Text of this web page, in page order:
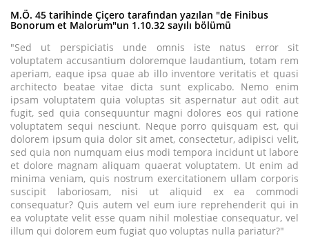
M.Ö. 45 tarihinde Çiçero tarafından yazılan "de Finibus
Bonorum et Malorum"un 1.10.32 sayılı bölümü
"Sed ut perspiciatis unde omnis iste natus error sit
voluptatem accusantium doloremque laudantium, totam rem
aperiam, eaque ipsa quae ab illo inventore veritatis et quasi
architecto beatae vitae dicta sunt explicabo. Nemo enim
ipsam voluptatem quia voluptas sit aspernatur aut odit aut
fugit, sed quia consequuntur magni dolores eos qui ratione
voluptatem sequi nesciunt. Neque porro quisquam est, qui
dolorem ipsum quia dolor sit amet, consectetur, adipisci velit,
sed quia non numquam eius modi tempora incidunt ut labore
et dolore magnam aliquam quaerat voluptatem. Ut enim ad
minima veniam, quis nostrum exercitationem ullam corporis
suscipit laboriosam, nisi ut aliquid ex ea commodi
consequatur? Quis autem vel eum iure reprehenderit qui in
ea voluptate velit esse quam nihil molestiae consequatur, vel
illum qui dolorem eum fugiat quo voluptas nulla pariatur?"